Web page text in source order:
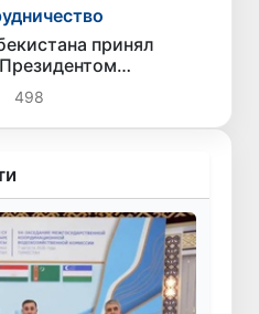
принял
мероприятий ЕАЭС
498